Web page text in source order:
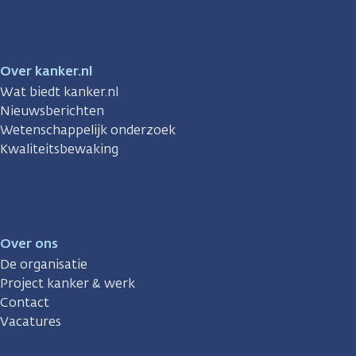
Over kanker.nl
Wat biedt kanker.nl
Nieuwsberichten
Wetenschappelijk onderzoek
Kwaliteitsbewaking
Over ons
De organisatie
Project kanker & werk
Contact
Vacatures